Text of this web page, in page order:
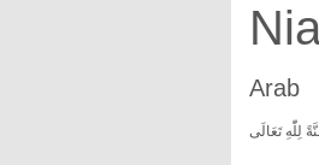
Arab
لِلّٰهِ تَعَالَى